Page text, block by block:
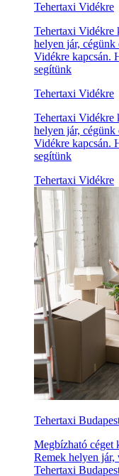
Tehertaxi Vidékre
Tehertaxi Vidékre
helyen jár,
Vidékre kapcsán.
segítünk
Tehertaxi Vidékre
Tehertaxi Vidékre
helyen jár,
Vidékre kapcsán.
segítünk
Tehertaxi Vidékre
Tehertaxi
Megbízható céget
Remek helyen
Tehertaxi